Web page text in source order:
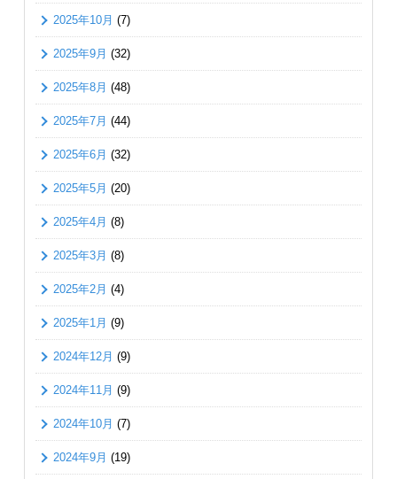
2025年10月 (7)
2025年9月 (32)
2025年8月 (48)
2025年7月 (44)
2025年6月 (32)
2025年5月 (20)
2025年4月 (8)
2025年3月 (8)
2025年2月 (4)
2025年1月 (9)
2024年12月 (9)
2024年11月 (9)
2024年10月 (7)
2024年9月 (19)